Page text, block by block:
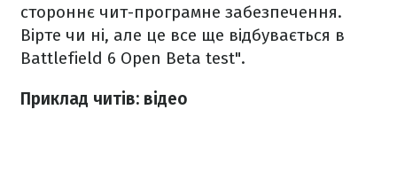
стороннє чит-програмне забезпечення.
Вірте чи ні, але це все ще відбувається в
Battlefield 6 Open Beta test".
Приклад читів: відео